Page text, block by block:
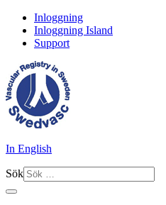
Inloggning
Inloggning Island
Support
In English
Sök